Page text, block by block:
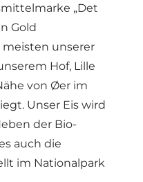
„Det
Gold
meisten unserer
Hof, Lille
von Øer im
Unser Eis wird
der Bio-
auch die
im Nationalpark